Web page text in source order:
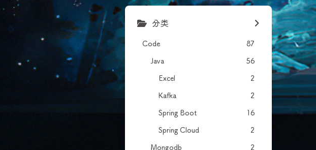
分类
Code 87
Java 56
Excel 2
Kafka 2
Spring Boot 16
Spring Cloud 2
Mongodb 2